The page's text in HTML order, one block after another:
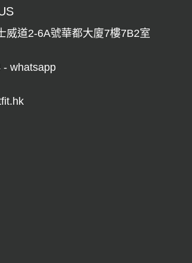
威道2-6A號華都大廈7樓7B2室
- whatsapp